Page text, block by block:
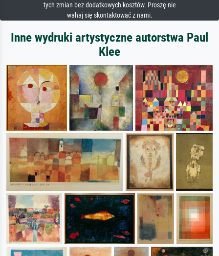
tych zmian bez dodatkowych kosztów. Proszę nie
wahaj się skontaktować z nami.
Inne wydruki artystyczne autorstwa Paul
Klee